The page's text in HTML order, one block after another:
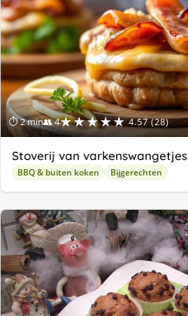
⏱ 2 min👥 4★★★★★ 4.57 (28)
Stoverij van varkenswangetjes
BBQ & buiten koken Bijgerechten